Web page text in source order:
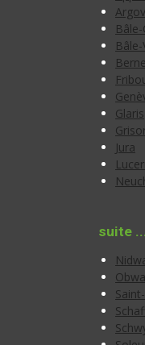
Bâle-
Berne
Glaris
Jura
suite